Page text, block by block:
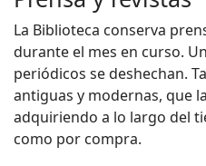
La Biblioteca conserva
durante el mes en curso.
periódicos se deshechan.
antiguas y modernas, que
adquiriendo a lo largo del
como por compra.